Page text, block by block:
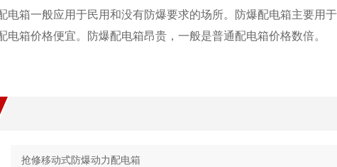
电箱一般应用于民用和没有防爆要求的场所。防爆配电箱主要用
电箱价格便宜。防爆配电箱昂贵，一般是普通配电箱价格数倍。